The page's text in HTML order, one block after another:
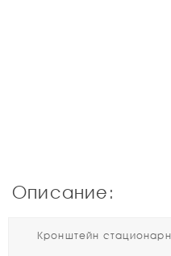
Описание:
Кронштейн